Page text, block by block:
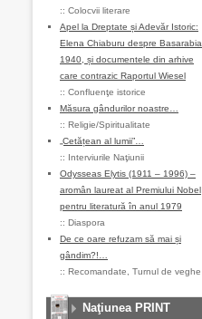
:: Colocvii literare
Apel la Dreptate și Adevăr Istoric:
Elena Chiaburu despre Basarabia,
1940, și documentele din arhive
care contrazic Raportul Wiesel
:: Confluenţe istorice
Măsura gândurilor noastre…
:: Religie/Spiritualitate
„Cetățean al lumii”…
:: Interviurile Naţiunii
Odysseas Elytis (1911 – 1996) –
aromân laureat al Premiului Nobel
pentru literatură în anul 1979
:: Diaspora
De ce oare refuzam să mai și
gândim?!…
:: Recomandate Turnul de veghe
Naţiunea PRINT